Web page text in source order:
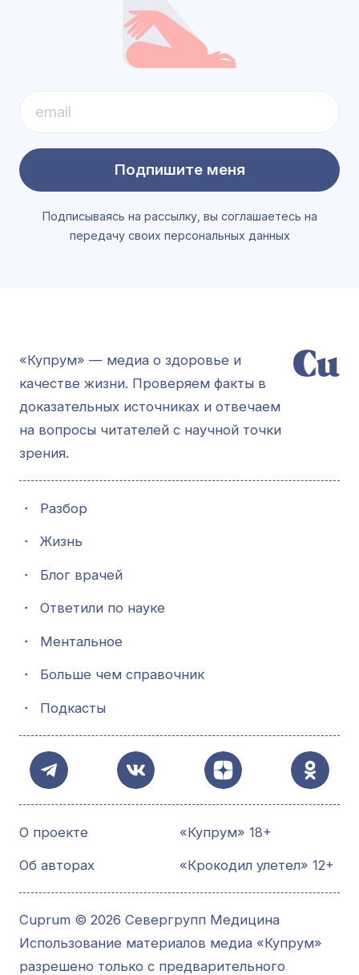
Подпишите меня
Подписываясь на рассылку, вы соглашаетесь на
передачу своих персональных данных
«Купрум» — медиа о здоровье и
качестве жизни. Проверяем факты в
доказательных источниках и отвечаем
на вопросы читателей с научной точки
зрения.
・ Разбор
・ Жизнь
・ Блог врачей
・ Ответили по науке
・ Ментальное
・ Больше чем справочник
・ Подкасты
О проекте
Об авторах
«Купрум» 18+
«Крокодил улетел» 12+
Cuprum © 2026 Севергрупп Медицина
Использование материалов медиа «Купрум»
разрешено только с предварительного